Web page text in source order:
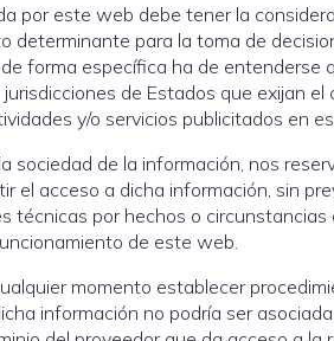
por este web debe tener la
determinante para la toma de
forma específica ha de
de Estados que exijan
y/o servicios publicitados en
sociedad de la información, nos
el acceso a dicha información, sin
técnicas por hechos o
de este web.
momento establecer
información no podría ser